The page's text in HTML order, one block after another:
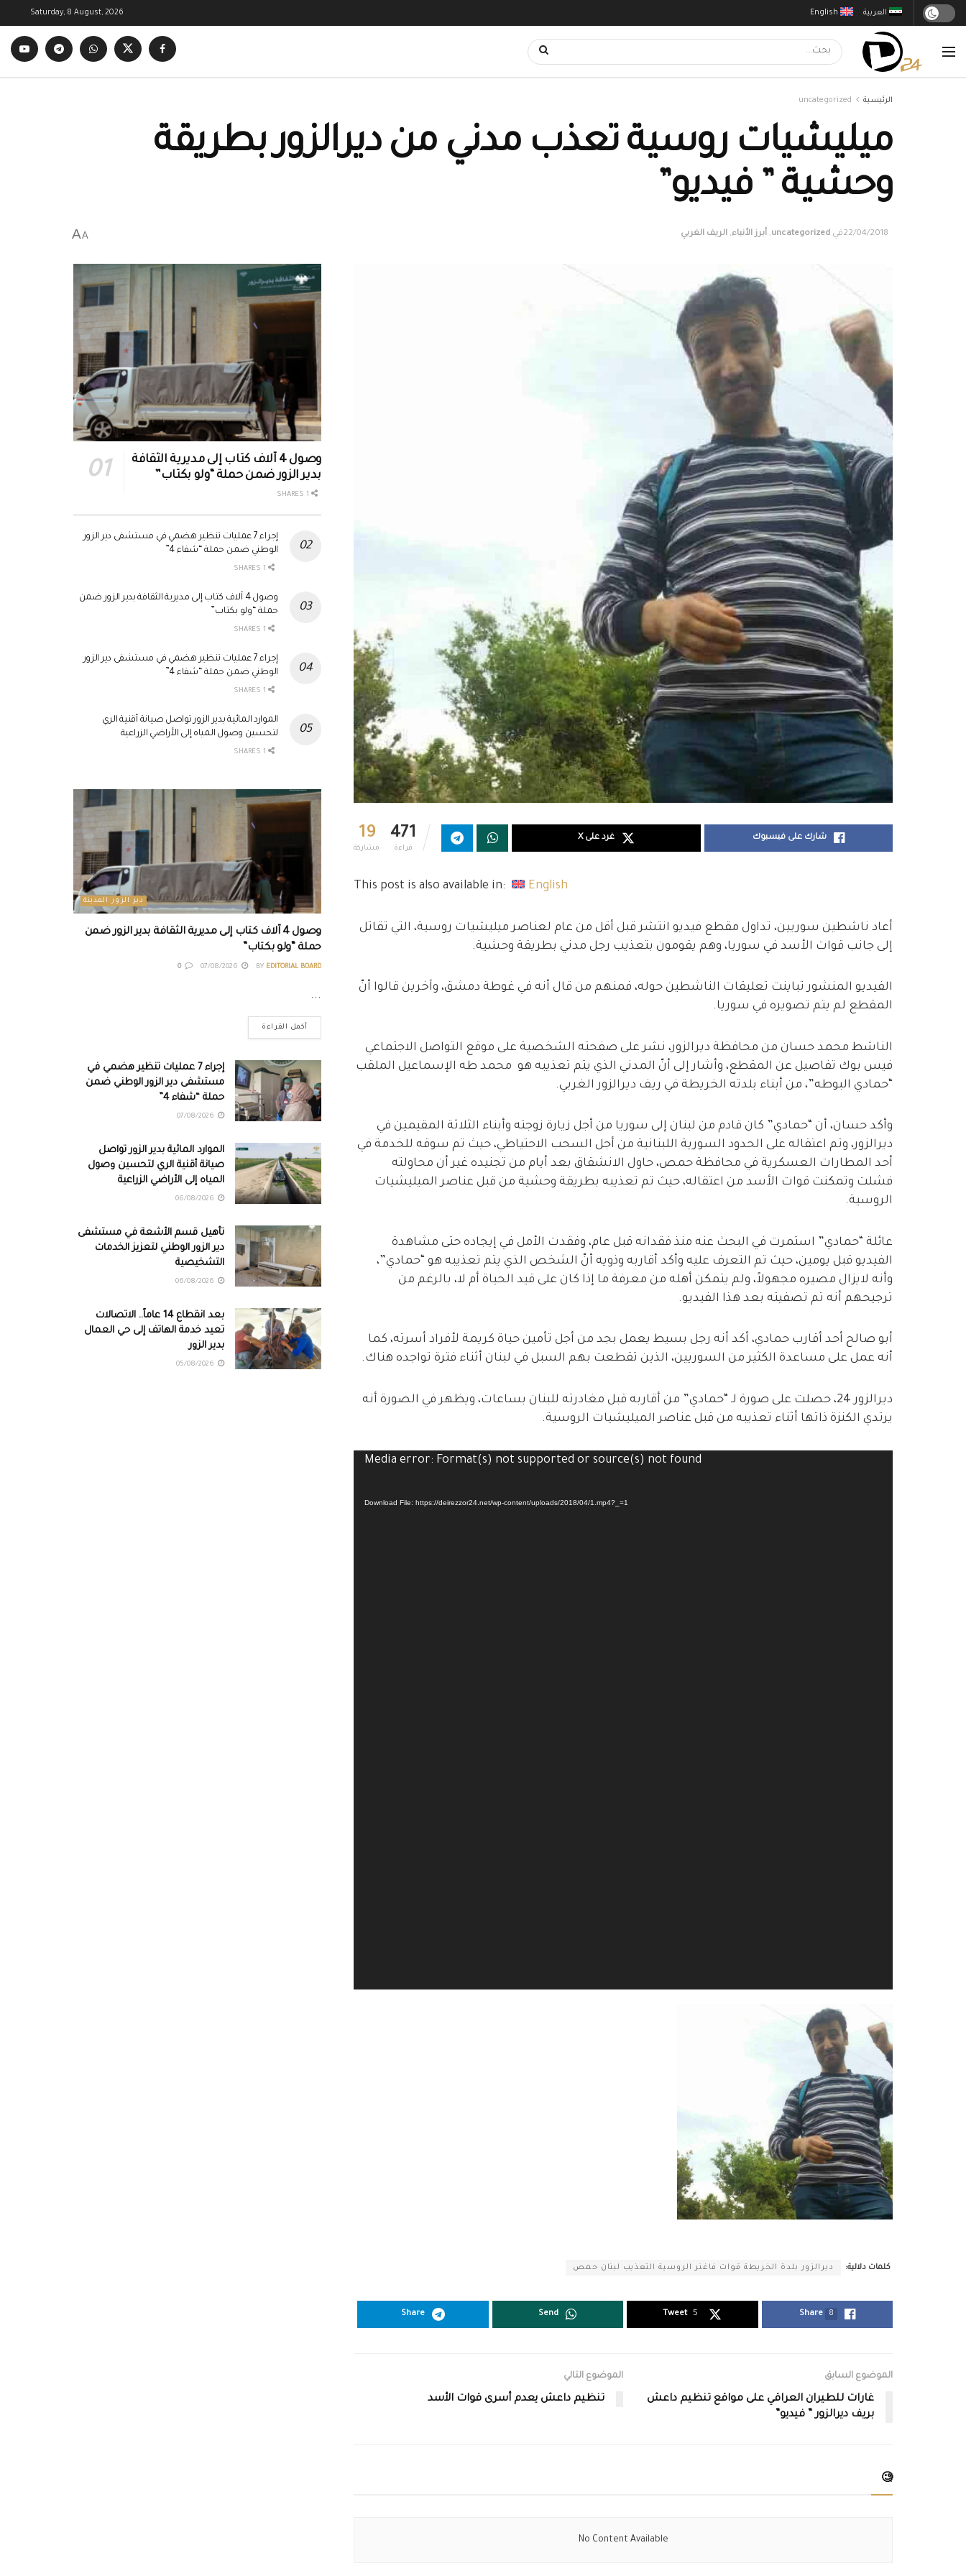
English العربية Saturday, 8 August, 2026
الرئيسية uncategorized
ميليشيات روسية تعذب مدني من ديرالزور بطريقة
وحشية ” فيديو”
22/04/2018في uncategorized
, أبرز الأنباء, الريف الغربي A
A
19
مشاركة
471
قراءة
شارك على فيسبوك غرد على X
This post is also available in: English
أعاد ناشطين سوريين، تداول مقطع فيديو انتشر قبل أقل من عام لعناصر ميليشيات روسية، التي تقاتل
إلى جانب قوات الأسد في سوريا، وهم يقومون بتعذيب رجل مدني بطريقة وحشية.
الفيديو المنشور تباينت تعليقات الناشطين حوله، فمنهم من قال أنه في غوطة دمشق، وآخرين قالوا أنّ
المقطع لم يتم تصويره في سوريا.
الناشط محمد حسان من محافظة ديرالزور، نشر على صفحته الشخصية على موقع التواصل الاجتماعي
فيس بوك تفاصيل عن المقطع، وأشار إلى أنّ المدني الذي يتم تعذيبه هو محمد طه الإسماعيل الملقب
“حمادي البوطه”، من أبناء بلدته الخريطة في ريف ديرالزور الغربي.
وأكد حسان، أن “حمادي” كان قادم من لبنان إلى سوريا من أجل زيارة زوجته وأبناء الثلاثة المقيمين في
ديرالزور، وتم اعتقاله على الحدود السورية اللبنانية من أجل السحب الاحتياطي، حيث تم سوقه للخدمة في
أحد المطارات العسكرية في محافظة حمص، حاول الانشقاق بعد أيام من تجنيده غير أن محاولته
فشلت وتمكنت قوات الأسد من اعتقاله، حيث تم تعذيبه بطريقة وحشية من قبل عناصر الميليشيات
الروسية.
عائلة “حمادي” استمرت في البحث عنه منذ فقدانه قبل عام، وفقدت الأمل في إيجاده حتى مشاهدة
الفيديو قبل يومين، حيث تم التعرف عليه وأكد أقاربه وذويه أنّ الشخص الذي يتم تعذيبه هو “حمادي”،
وأنه لايزال مصيره مجهولاً، ولم يتمكن أهله من معرفة ما إذا كان على قيد الحياة أم لا، بالرغم من
ترجيحهم أنه تم تصفيته بعد هذا الفيديو.
أبو صالح أحد أقارب حمادي، أكد أنه رجل بسيط يعمل بجد من أجل تأمين حياة كريمة لأفراد أسرته، كما
أنه عمل على مساعدة الكثير من السوريين، الذين تقطعت بهم السبل في لبنان أثناء فترة تواجده هناك.
ديرالزور 24، حصلت على صورة لـ “حمادي” من أقاربه قبل مغادرته للبنان بساعات، ويظهر في الصورة أنه
يرتدي الكنزة ذاتها أثناء تعذيبه من قبل عناصر الميليشيات الروسية.
Media error: Format(s) not supported or source(s) not found
Download File: https://deirezzor24.net/wp-content/uploads/2018/04/1.mp4?_=1
كلمات دلالية: ديرالزور بلدة الخريطة قوات فاغنر الروسية التعذيب لبنان حمص
Share 8
Tweet 5
Send
Share
الموضوع السابق
غارات للطيران العراقي على مواقع تنظيم داعش
بريف ديرالزور ” فيديو”
الموضوع التالي
تنظيم داعش يعدم أسرى قوات الأسد
🧐
No Content Available
وصول 4 آلاف كتاب إلى مديرية الثقافة
بدير الزور ضمن حملة “ولو بكتاب”
إجراء 7 عمليات تنظير هضمي في مستشفى دير الزور
الوطني ضمن حملة “شفاء 4”
وصول 4 آلاف كتاب إلى مديرية الثقافة بدير الزور ضمن
حملة “ولو بكتاب”
إجراء 7 عمليات تنظير هضمي في مستشفى دير الزور
الوطني ضمن حملة “شفاء 4”
الموارد المائية بدير الزور تواصل صيانة أقنية الري
لتحسين وصول المياه إلى الأراضي الزراعية
دير الزور المدينة
وصول 4 آلاف كتاب إلى مديرية الثقافة بدير الزور ضمن
حملة “ولو بكتاب”
BY EDITORIAL BOARD
0
...
أكمل القراءة
إجراء 7 عمليات تنظير هضمي في
مستشفى دير الزور الوطني ضمن
حملة “شفاء 4”
الموارد المائية بدير الزور تواصل
صيانة أقنية الري لتحسين وصول
المياه إلى الأراضي الزراعية
تأهيل قسم الأشعة في مستشفى
دير الزور الوطني لتعزيز الخدمات
التشخيصية
بعد انقطاع 14 عاماً.. الاتصالات
تعيد خدمة الهاتف إلى حي العمال
بدير الزور